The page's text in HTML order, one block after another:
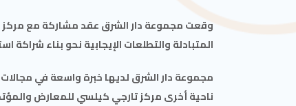
وقعت مجموعة دار الشرق عقد مشاركة مع مركز
المتبادلة والتطلعات الإيجابية نحو بناء شراكة
مجموعة دار الشرق لديها خبرة واسعة في
ناحية أخرى مركز تارجي كيلسي للمعارض